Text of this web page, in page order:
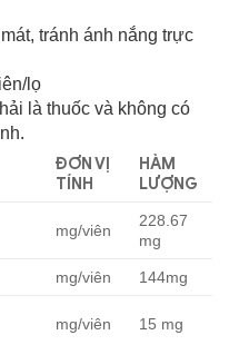
tránh ánh nắng trực
lọ
là thuốc và không có
ĐƠN VỊ
TÍNH
HÀM
LƯỢNG
mg/viên
228.67
mg
mg/viên 144mg
mg/viên 15 mg